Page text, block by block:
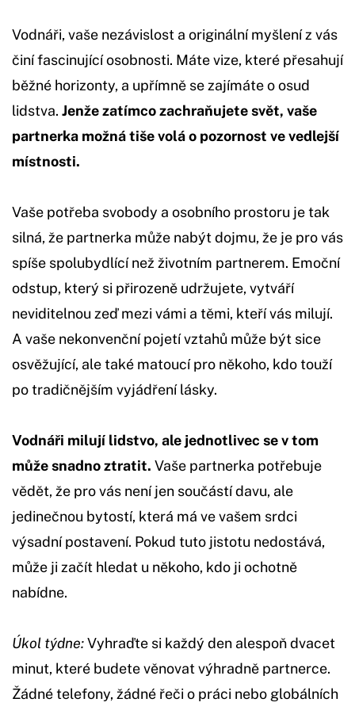
Vodnáři, vaše nezávislost a originální myšlení z vás
činí fascinující osobnosti. Máte vize, které přesahují
běžné horizonty, a upřímně se zajímáte o osud
lidstva. Jenže zatímco zachraňujete svět, vaše
partnerka možná tiše volá o pozornost ve vedlejší
místnosti.
Vaše potřeba svobody a osobního prostoru je tak
silná, že partnerka může nabýt dojmu, že je pro vás
spíše spolubydlící než životním partnerem. Emoční
odstup, který si přirozeně udržujete, vytváří
neviditelnou zeď mezi vámi a těmi, kteří vás milují.
A vaše nekonvenční pojetí vztahů může být sice
osvěžující, ale také matoucí pro někoho, kdo touží
po tradičnějším vyjádření lásky.
Vodnáři milují lidstvo, ale jednotlivec se v tom
může snadno ztratit. Vaše partnerka potřebuje
vědět, že pro vás není jen součástí davu, ale
jedinečnou bytostí, která má ve vašem srdci
výsadní postavení. Pokud tuto jistotu nedostává,
může ji začít hledat u někoho, kdo ji ochotně
nabídne.
Úkol týdne:Vyhraďte si každý den alespoň dvacet
minut, které budete věnovat výhradně partnerce.
Žádné telefony, žádné řeči o práci nebo globálních